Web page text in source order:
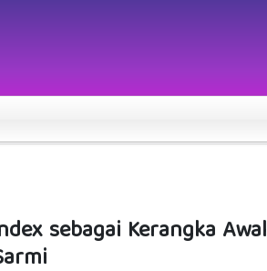
sebagai Kerangka Awal